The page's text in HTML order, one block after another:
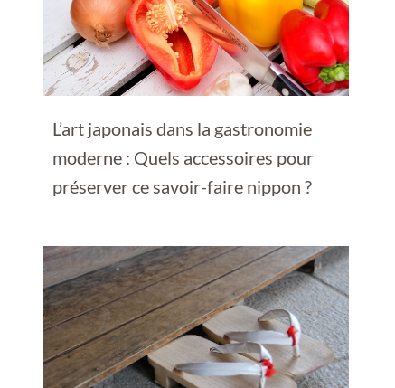
L’art japonais dans la gastronomie
moderne : Quels accessoires pour
préserver ce savoir-faire nippon ?